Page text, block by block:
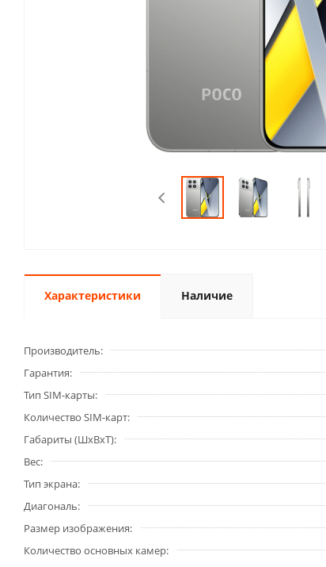
Характеристики Наличие
Производитель
Гарантия
Тип SIM-карты
Количество SIM-карт
Габариты (ШxВxТ)
Вес
Тип экрана
Диагональ
Размер изображения
Количество основных камер